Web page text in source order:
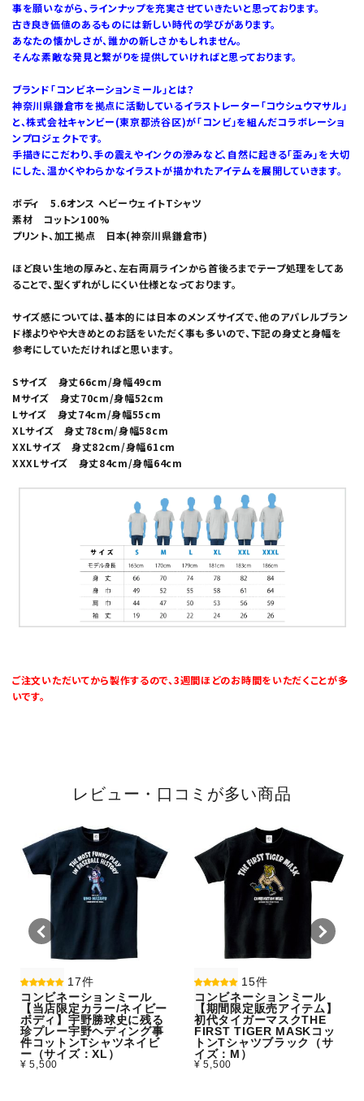
事を願いながら、ラインナップを充実させていきたいと思っております。
古き良き価値のあるものには新しい時代の学びがあります。
あなたの懐かしさが、誰かの新しさかもしれません。
そんな素敵な発見と繋がりを提供していければと思っております。
ブランド「コンビネーションミール」とは？
神奈川県鎌倉市を拠点に活動しているイラストレーター「コウシュウマサル」
と、株式会社キャンビー(東京都渋谷区)が「コンビ」を組んだコラボレーショ
ンプロジェクトです。
手描きにこだわり、手の震えやインクの滲みなど、自然に起きる「歪み」を大切
にした、温かくやわらかなイラストが描かれたアイテムを展開していきます。
ボディ 5.6オンス ヘビーウェイトTシャツ
素材 コットン100%
プリント、加工拠点 日本(神奈川県鎌倉市)
ほど良い生地の厚みと、左右両肩ラインから首後ろまでテープ処理をしてあ
ることで、型くずれがしにくい仕様となっております。
サイズ感については、基本的には日本のメンズサイズで、他のアパレルブラン
ド様よりやや大きめとのお話をいただく事も多いので、下記の身丈と身幅を
参考にしていただければと思います。
Sサイズ 身丈66cm/身幅49cm
Mサイズ 身丈70cm/身幅52cm
Lサイズ 身丈74cm/身幅55cm
XLサイズ 身丈78cm/身幅58cm
XXLサイズ 身丈82cm/身幅61cm
XXXLサイズ 身丈84cm/身幅64cm
ご注文いただいてから製作するので、3週間ほどのお時間をいただくことが多
いです。
レビュー・口コミが多い商品
17件
コンビネーションミール
【当店限定カラー/ネイビー
ボディ】宇野勝球史に残る
珍プレー宇野ヘディング事
件コットンTシャツネイビ
ー（サイズ：XL）
¥ 5,500
15件
コンビネーションミール
【期間限定販売アイテム】
初代タイガーマスクTHE
FIRST TIGER MASKコッ
トンTシャツブラック（サ
イズ：M）
¥ 5,500